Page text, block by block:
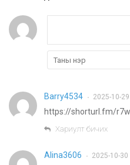
Barry4534 • 2025-10-
https://shorturl.fm/
Хариулт бичих
Alina3606 • 2025-10-